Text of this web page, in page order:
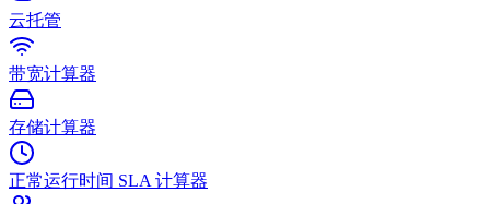
云托管
带宽计算器
存储计算器
正常运行时间 SLA 计算器